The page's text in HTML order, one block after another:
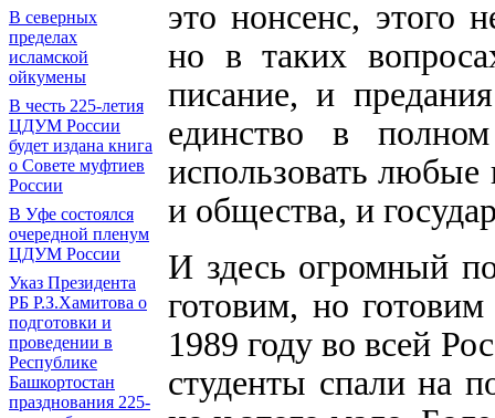
В северных
пределах
исламской
ойкумены
В честь 225-летия
ЦДУМ России
будет издана книга
о Совете муфтиев
России
В Уфе состоялся
очередной пленум
ЦДУМ России
Указ Президента
РБ Р.З.Хамитова о
подготовки и
проведении в
Республике
Башкортостан
празднования 225-
это нонсенс, этого
но в таких
писание, и
единство в
использовать
и общества, и
И здесь огромный
готовим, но
1989 году во всей
студенты спали на